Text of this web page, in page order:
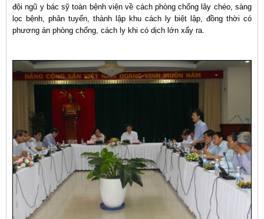
đội ngũ y bác sỹ toàn bệnh viện về cách phòng chống lây chéo, sàng
lọc bệnh, phân tuyến, thành lập khu cách ly biệt lập, đồng thời có
phương án phòng chống, cách ly khi có dịch lớn xẩy ra.